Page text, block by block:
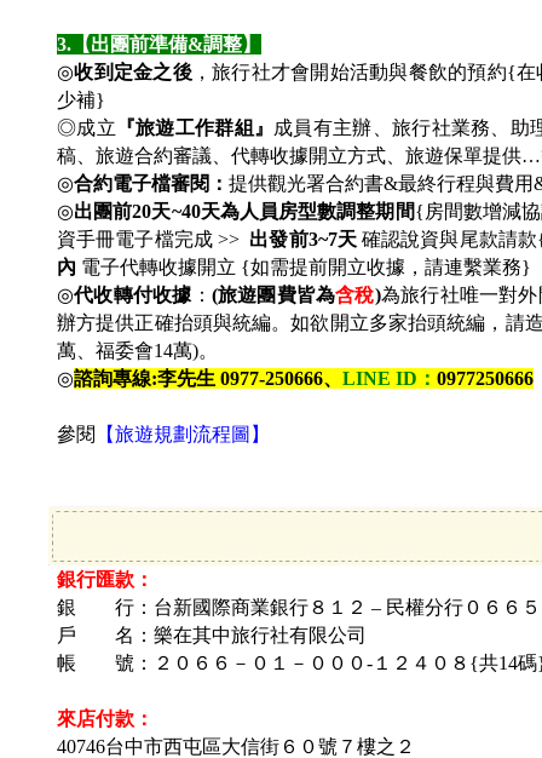
3. 【出團前準備&調整】
◎收到定金之後，旅行社才會開始活動與餐飲的預約{
少補}
◎成立 『旅遊工作群組』
成員有主辦、旅行社業務、
稿、旅遊合約審議、代轉收據開立方式、旅遊保單提供
◎合約電子檔審閱： 提供觀光署合約書&最終行程與費
◎出團前20天~40天為人員房型數調整期間{房間數增減
資手冊電子檔完成 >> 出發前3~7天確認說資與尾款請
內 電子代轉收據開立 {如需提前開立收據，請連繫業務}
◎代收轉付收據 ： (旅遊團費皆為含稅)為旅行社唯一對
辦方提供正確抬頭與統編。如欲開立多家抬頭統編，請
萬、福委會14萬)。
◎諮詢專線:李先生 0977-250666、 LINE ID ： 0977250666
參閱 【旅遊規劃流程圖】
銀行匯款：
銀 行：台新國際商業銀行８１２ – 民權分行０６６５
戶 名： 樂在其中旅行社有限公司
帳 號：
２０６６－０１－０００-１２４０８{共14
來店付款：
40746台中市西屯區大信街 ６０號７樓之２